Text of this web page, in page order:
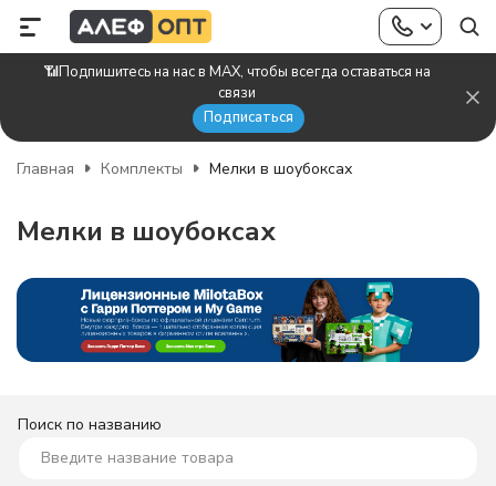
📶Подпишитесь на нас в MAX, чтобы всегда оставаться на
связи
Подписаться
Главная Комплекты Мелки в шоубоксах
Мелки в шоубоксах
Поиск по названию